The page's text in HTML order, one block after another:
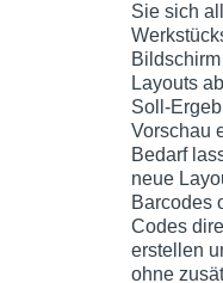
Sie sich
Layouts
Soll-
Vorschau
Bedarf
neue
Barcodes
Codes
erstellen
ohne